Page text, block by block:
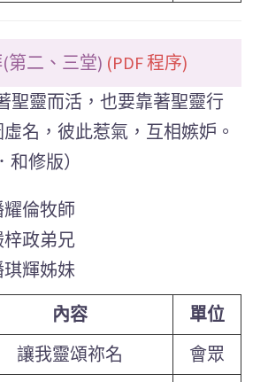
第二、三堂) (PDF 程序)
聖靈而活，也要靠著聖靈行
名，彼此惹氣，互相嫉妒。
和修版）
倫牧師
政弟兄
輝姊妹
內容
單位
讓我靈頌祢名 會眾